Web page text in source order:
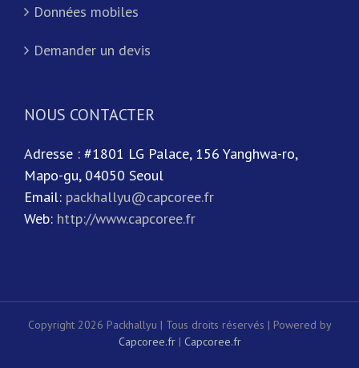
Données mobiles
Demander un devis
NOUS CONTACTER
Adresse : #1801 LG Palace, 156 Yanghwa-ro,
Mapo-gu, 04050 Seoul
Email: packhallyu@capcoree.fr
Web: http://www.capcoree.fr
Copyright 2026 Packhallyu | Tous droits réservés | Powered by
Capcoree.fr| Capcoree.fr